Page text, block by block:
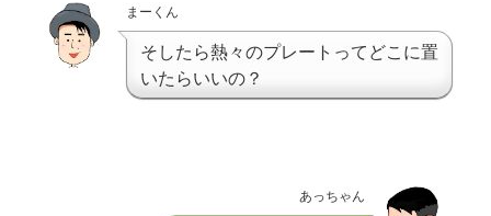
まーくん
そしたら熱々のプレートってどこに置
いたらいいの？
あっちゃん